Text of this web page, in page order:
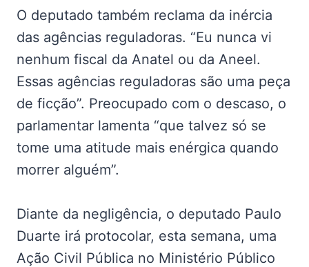
O deputado também reclama da inércia
das agências reguladoras. “Eu nunca vi
nenhum fiscal da Anatel ou da Aneel.
Essas agências reguladoras são uma peça
de ficção”. Preocupado com o descaso, o
parlamentar lamenta “que talvez só se
tome uma atitude mais enérgica quando
morrer alguém”.
Diante da negligência, o deputado Paulo
Duarte irá protocolar, esta semana, uma
Ação Civil Pública no Ministério Público